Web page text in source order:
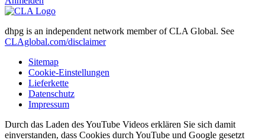
dhpg is an independent network member of CLA Global. See
CLAglobal.com/disclaimer
Sitemap
Cookie-Einstellungen
Lieferkette
Datenschutz
Impressum
Durch das Laden des YouTube Videos erklären Sie sich damit
einverstanden, dass Cookies durch YouTube und Google gesetzt